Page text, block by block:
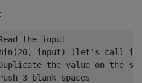
the input
input) (let's call it
the value on the
3 blank spaces